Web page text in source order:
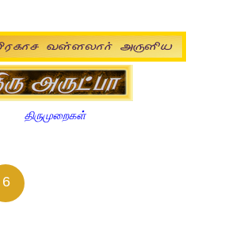
திருமுறைகள்
6